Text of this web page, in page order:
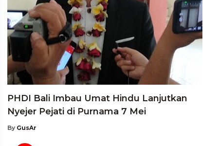
PHDI Bali Imbau Umat Hindu Lanjutkan
Nyejer Pejati di Purnama 7 Mei
By GusAr